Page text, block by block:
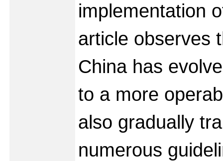
implementation
article observes
China has
to a more
also gradually
numerous